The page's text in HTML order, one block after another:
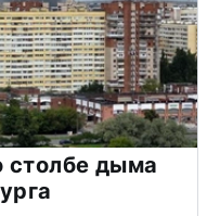
дыма